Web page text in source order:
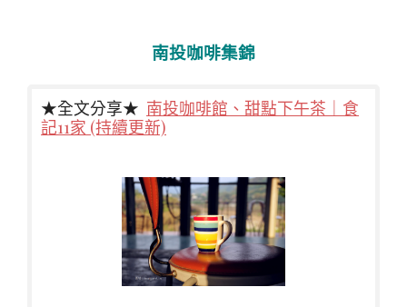
南投咖啡集錦
★全文分享★ 南投咖啡館、甜點下午茶｜食
記11家 (持續更新)